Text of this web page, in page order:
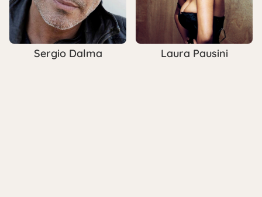
Sergio Dalma Laura Pausini